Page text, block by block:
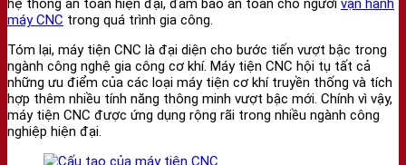
hệ thống an toàn hiện đại, đảm bảo an toàn cho người vận hành
máy CNC trong quá trình gia công.
Tóm lại, máy tiện CNC là đại diện cho bước tiến vượt bậc trong
ngành công nghệ gia công cơ khí. Máy tiện CNC hội tụ tất cả
những ưu điểm của các loại máy tiện cơ khí truyền thống và tích
hợp thêm nhiều tính năng thông minh vượt bậc mới. Chính vì vậy,
máy tiện CNC được ứng dụng rộng rãi trong nhiều ngành công
nghiệp hiện đại.